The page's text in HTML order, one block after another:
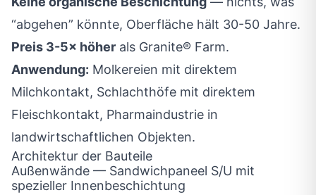
“abgehen” könnte, Oberfläche hält 30-50 Jahre.
Preis 3-5× höher als Granite® Farm.
Anwendung: Molkereien mit direktem
Milchkontakt, Schlachthöfe mit direktem
Fleischkontakt, Pharmaindustrie in
landwirtschaftlichen Objekten.
Architektur der Bauteile
Außenwände — Sandwichpaneel S/U mit
spezieller Innenbeschichtung